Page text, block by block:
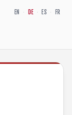
EN · DE · ES · FR